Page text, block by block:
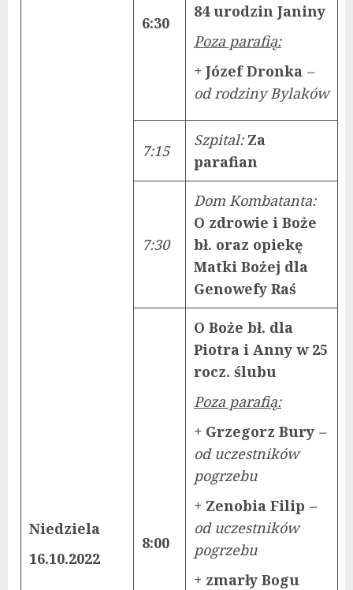
Niedziela
16.10.2022
6:30
84 urodzin Janiny
Poza parafią:
+ Józef Dronka –
od rodziny Bylaków
7:15
Szpital: Za
parafian
7:30
Dom Kombatanta:
O zdrowie i Boże
bł. oraz opiekę
Matki Bożej dla
Genowefy Raś
8:00
O Boże bł. dla
Piotra i Anny w 25
rocz. ślubu
Poza parafią:
+ Grzegorz Bury –
od uczestników
pogrzebu
+ Zenobia Filip –
od uczestników
pogrzebu
+ zmarły Bogu